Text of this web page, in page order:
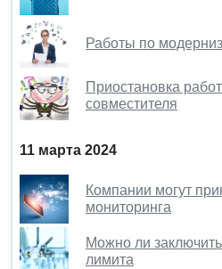
Работы по
Приостановка
совместителя
11 марта 2024
Компании могут
мониторинга
Можно ли
лимита